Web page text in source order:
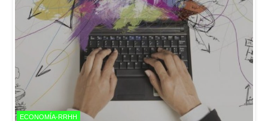
ECONOMÍA-RRHH